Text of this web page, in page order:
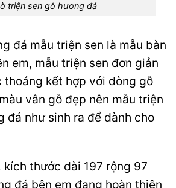
triện sen gỗ hương đá
đá mẫu triện sen là mẫu bàn
em, mẫu triện sen đơn giản
thoáng kết hợp với dòng gỗ
vân gỗ đẹp nên mẫu triện
đá như sinh ra để dành cho
kích thước dài 197 rộng 97
đá bên em đang hoàn thiện